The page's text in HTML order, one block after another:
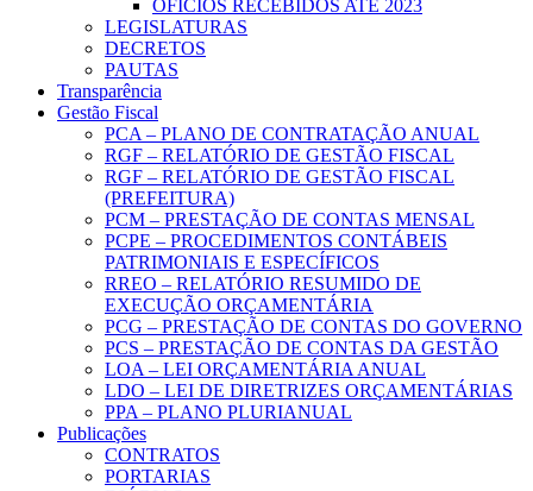
OFICIOS RECEBIDOS ATÉ 2023
LEGISLATURAS
DECRETOS
PAUTAS
Transparência
Gestão Fiscal
PCA – PLANO DE CONTRATAÇÃO ANUAL
RGF – RELATÓRIO DE GESTÃO FISCAL
RGF – RELATÓRIO DE GESTÃO FISCAL
(PREFEITURA)
PCM – PRESTAÇÃO DE CONTAS MENSAL
PCPE – PROCEDIMENTOS CONTÁBEIS
PATRIMONIAIS E ESPECÍFICOS
RREO – RELATÓRIO RESUMIDO DE
EXECUÇÃO ORÇAMENTÁRIA
PCG – PRESTAÇÃO DE CONTAS DO GOVERNO
PCS – PRESTAÇÃO DE CONTAS DA GESTÃO
LOA – LEI ORÇAMENTÁRIA ANUAL
LDO – LEI DE DIRETRIZES ORÇAMENTÁRIAS
PPA – PLANO PLURIANUAL
Publicações
CONTRATOS
PORTARIAS